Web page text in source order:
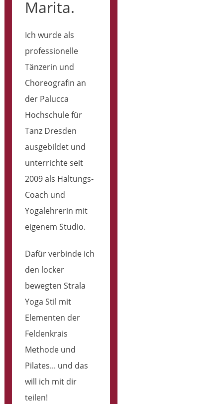
Marita.
Ich wurde als
professionelle
Tänzerin und
Choreografin an
der Palucca
Hochschule für
Tanz Dresden
ausgebildet und
unterrichte seit
2009 als Haltungs-
Coach und
Yogalehrerin mit
eigenem Studio.
Dafür verbinde ich
den locker
bewegten Strala
Yoga Stil mit
Elementen der
Feldenkrais
Methode und
Pilates... und das
will ich mit dir
teilen!